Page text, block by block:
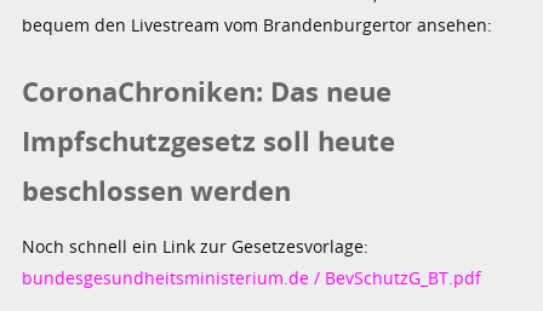
bequem den Livestream vom Brandenburgertor ansehen:
CoronaChroniken: Das neue
Impfschutzgesetz soll heute
beschlossen werden
Noch schnell ein Link zur Gesetzesvorlage:
bundesgesundheitsministerium.de / BevSchutzG_BT.pdf